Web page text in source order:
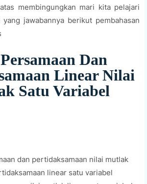
membingungkan mari kita pelajari
jawabannya berikut pembahasan
Dan
Linear Nilai
Satu Variabel
dan pertidaksamaan nilai mutlak
linear satu variabel